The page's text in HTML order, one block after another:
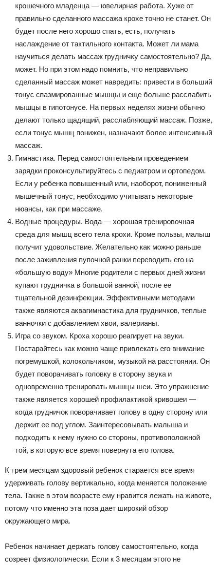
крошечного младенца — ювелирная работа. Хуже от
правильно сделанного массажа крохе точно не станет. Он
будет после него хорошо спать, есть, получать
наслаждение от тактильного контакта. Может ли мама
научиться делать массаж грудничку самостоятельно? Да,
может. Но при этом надо помнить, что неправильно
сделанный массаж может навредить: привести в больший
тонус спазмированные мышцы и еще больше расслабить
мышцы в гипотонусе. На первых неделях жизни обычно
делают только щадящий, расслабляющий массаж. Позже,
если тонус мышц понижен, назначают более интенсивный
массаж.
Гимнастика. Перед самостоятельным проведением
зарядки проконсультируйтесь с педиатром и ортопедом.
Если у ребенка повышенный или, наоборот, пониженный
мышечный тонус, необходимо учитывать некоторые
нюансы, как при массаже.
Водные процедуры. Вода — хорошая тренировочная
среда для мышц всего тела крохи. Кроме пользы, малыш
получит удовольствие. Желательно как можно раньше
после заживления пупочной ранки переводить его на
«большую воду» Многие родители с первых дней жизни
купают грудничка в большой ванной, после ее
тщательной дезинфекции. Эффективными методами
также являются аквагимнастика для грудничков, теплые
ванночки с добавлением хвои, валерианы.
Игра со звуком. Кроха хорошо реагирует на звуки.
Постарайтесь как можно чаще привлекать его внимание
погремушкой, колокольчиком, музыкой на расстоянии. Он
будет поворачивать головку в сторону звука и
одновременно тренировать мышцы шеи. Это упражнение
также является хорошей профилактикой кривошеи —
когда грудничок поворачивает голову в одну сторону или
держит ее под углом. Заинтересовывать малыша и
подходить к нему нужно со стороны, противоположной
той, в которую все время повернута его голова.
К трем месяцам здоровый ребенок старается все время
удерживать голову вертикально, когда меняется положение
тела. Также в этом возрасте ему нравится лежать на животе,
потому что именно эта поза дает широкий обзор
окружающего мира.
Ребенок начинает держать голову самостоятельно, когда
созреет физиологически. Если к 3 месяцам этого не